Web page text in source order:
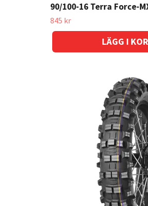
90/100-16 Terra Force-
845 kr